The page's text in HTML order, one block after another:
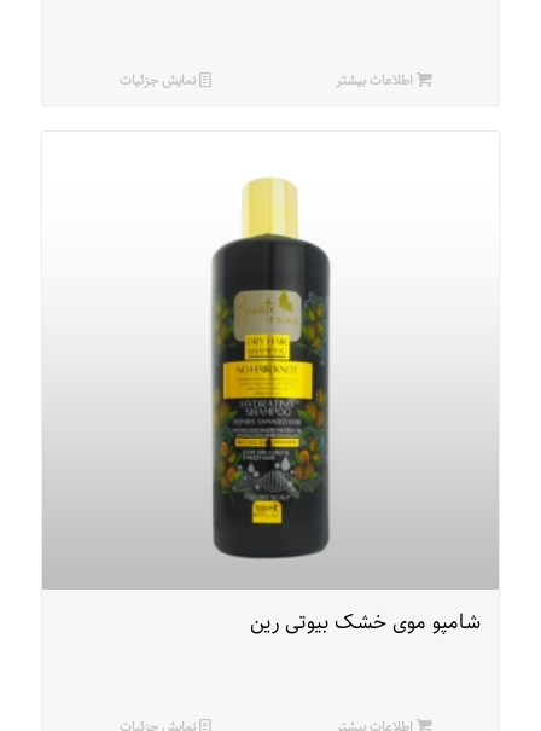
اطلاعات بیشتر نمایش جزئیات
شامپو موی خشک بیوتی رین